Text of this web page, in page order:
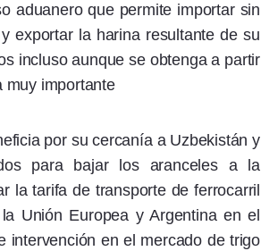
aduanero que permite importar sin
exportar la harina resultante de su
incluso aunque se obtenga a partir
muy importante
por su cercanía a Uzbekistán y
para bajar los aranceles a la
la tarifa de transporte de ferrocarril
Unión Europea y Argentina en el
intervención en el mercado de trigo